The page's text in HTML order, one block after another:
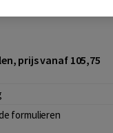
prijs vanaf 105,75
formulieren